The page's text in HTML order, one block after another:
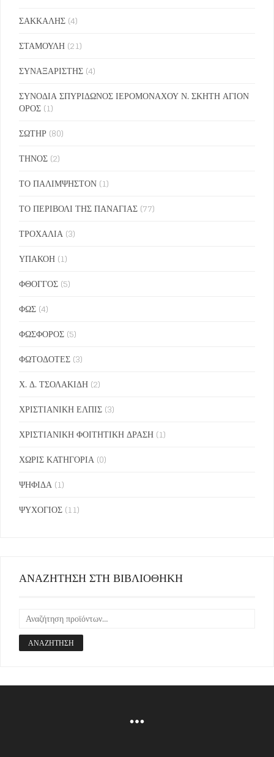
ΣΑΚΚΑΛΗΣ (4)
ΣΤΑΜΟΥΛΗ (21)
ΣΥΝΑΞΑΡΙΣΤΗΣ (4)
ΣΥΝΟΔΙΑ ΣΠΥΡΙΔΩΝΟΣ ΙΕΡΟΜΟΝΑΧΟΥ Ν. ΣΚΗΤΗ ΑΓΙΟΝ
ΟΡΟΣ (1)
ΣΩΤΗΡ (80)
ΤΗΝΟΣ (2)
ΤΟ ΠΑΛΙΜΨΗΣΤΟΝ (1)
ΤΟ ΠΕΡΙΒΟΛΙ ΤΗΣ ΠΑΝΑΓΙΑΣ (77)
ΤΡΟΧΑΛΙΑ (3)
ΥΠΑΚΟΗ (1)
ΦΘΟΓΓΟΣ (5)
ΦΩΣ (4)
ΦΩΣΦΟΡΟΣ (5)
ΦΩΤΟΔΟΤΕΣ (3)
Χ. Δ. ΤΣΟΛΑΚΙΔΗ (2)
ΧΡΙΣΤΙΑΝΙΚΗ ΕΛΠΙΣ (3)
ΧΡΙΣΤΙΑΝΙΚΗ ΦΟΙΤΗΤΙΚΗ ΔΡΑΣΗ (1)
ΧΩΡΙΣ ΚΑΤΗΓΟΡΙΑ (0)
ΨΗΦΙΔΑ (1)
ΨΥΧΟΓΙΟΣ (11)
ΑΝΑΖΗΤΗΣΗ ΣΤΗ ΒΙΒΛΙΟΘΗΚΗ
ΑΝΑΖΉΤΗΣΗ